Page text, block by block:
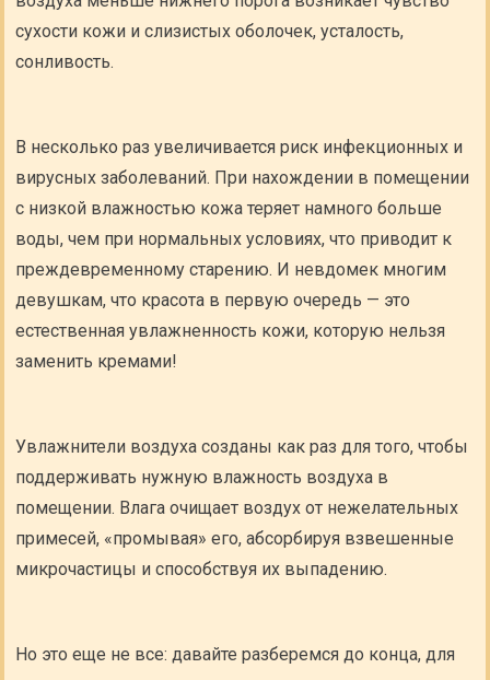
сухости кожи и слизистых оболочек, усталость,
сонливость.
В несколько раз увеличивается риск инфекционных и
вирусных заболеваний. При нахождении в помещении
с низкой влажностью кожа теряет намного больше
воды, чем при нормальных условиях, что приводит к
преждевременному старению. И невдомек многим
девушкам, что красота в первую очередь — это
естественная увлажненность кожи, которую нельзя
заменить кремами!
Увлажнители воздуха созданы как раз для того, чтобы
поддерживать нужную влажность воздуха в
помещении. Влага очищает воздух от нежелательных
примесей, «промывая» его, абсорбируя взвешенные
микрочастицы и способствуя их выпадению.
Но это еще не все: давайте разберемся до конца, для